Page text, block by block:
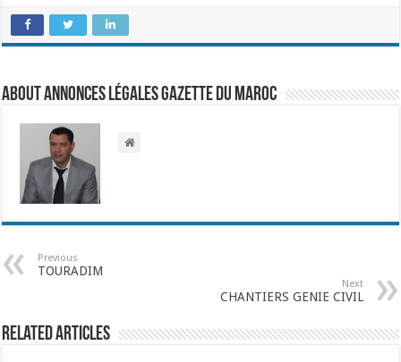
About Annonces légales Gazette du Maroc
Previous
TOURADIM
Next
CHANTIERS GENIE CIVIL
Related Articles